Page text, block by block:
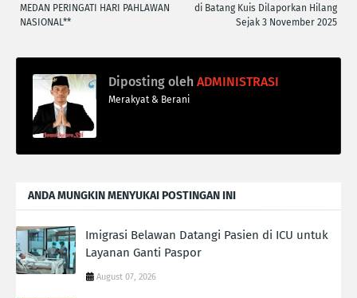
di Batang Kuis Dilaporkan Hilang
Sejak 3 November 2025
MEDAN PERINGATI HARI PAHLAWAN
NASIONAL**
Diposting oleh ADMINISTRASI
Merakyat & Berani
ANDA MUNGKIN MENYUKAI POSTINGAN INI
Imigrasi Belawan Datangi Pasien di ICU untuk
Layanan Ganti Paspor
August 07, 2026